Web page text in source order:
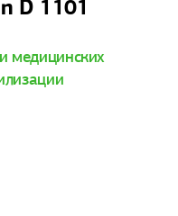
D 1101
медицинских